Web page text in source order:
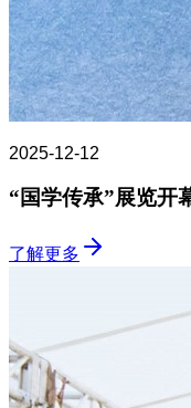
2025-12-12
“国学传承”展览开
了解更多